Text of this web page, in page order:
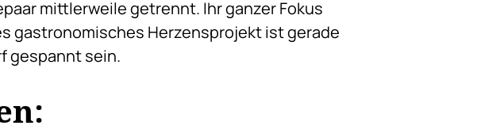
mittlerweile getrennt. Ihr ganzer Fokus
gastronomisches Herzensprojekt ist gerade
gespannt sein.